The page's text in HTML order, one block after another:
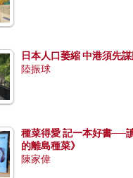
日本人口萎縮 中港須先
陸振球
種菜得愛 記一本好書──
的離島種菜》
陳家偉